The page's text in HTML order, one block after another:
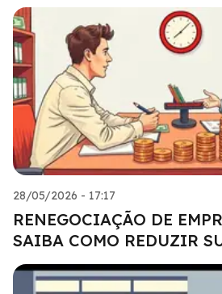
28/05/2026 - 17:17
RENEGOCIAÇÃO DE
SAIBA COMO REDUZIR